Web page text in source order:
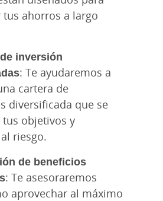
tus ahorros a largo
inversión
: Te ayudaremos a
cartera de
diversificada que se
tus objetivos y
riesgo.
de beneficios
: Te asesoraremos
aprovechar al máximo